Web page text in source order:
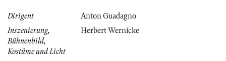
Dirigent
Anton Guadagno
Inszenierung,
Bühnenbild,
Kostüme und Licht
Herbert Wernicke